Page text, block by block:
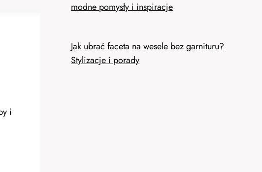
i
modne pomysły i inspiracje
Jak ubrać faceta na wesele bez garnituru?
Stylizacje i porady